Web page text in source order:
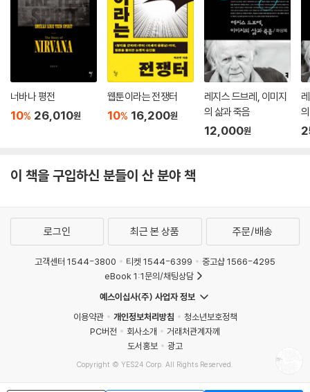
너바나 평전
10% 26,010원
웹툰이라는 전쟁터
10% 16,200원
레지스 드브레, 이미지
의 삶과 죽음
12,000원
이 책을 구입하신 분들이 산 분야 책
로그인 최근 본 상품 주문/배송
고객센터 1544-3800 티켓 1544-6399
중고샵 1566-4295
eBook 1:1문의/채팅상담
예스이십사(주) 사업자 정보
이용약관
개인정보처리방침
청소년보호정책
PC버전
회사소개
거래처관계자께
도서홍보
광고
Copyright © YES24 Corp. All Rights Reserved.